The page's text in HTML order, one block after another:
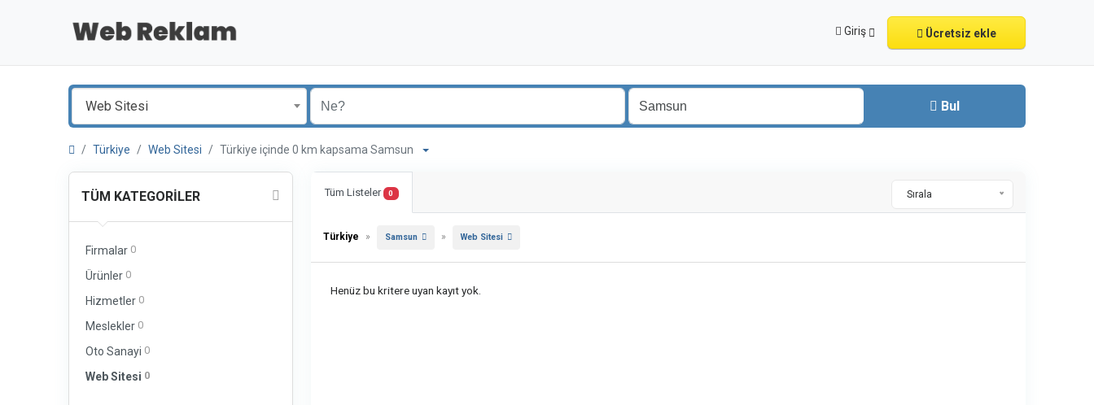
Giriş Ücretsiz ekle
Web Sitesi Bul
Türkiye Web Sitesi Türkiye içinde 0 km kapsama Samsun
TÜM KATEGORILER
Firmalar 0
Ürünler 0
Hizmetler 0
Meslekler 0
Oto Sanayi 0
Web Sitesi 0
Tüm Listeler 0 Sırala
Türkiye » Samsun » Web Sitesi
Henüz bu kritere uyan kayıt yok.